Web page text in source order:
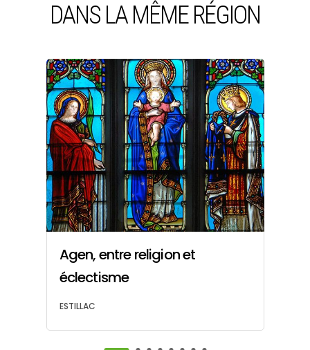
DANS LA MÊME RÉGION
Agen, entre religion et
éclectisme
ESTILLAC